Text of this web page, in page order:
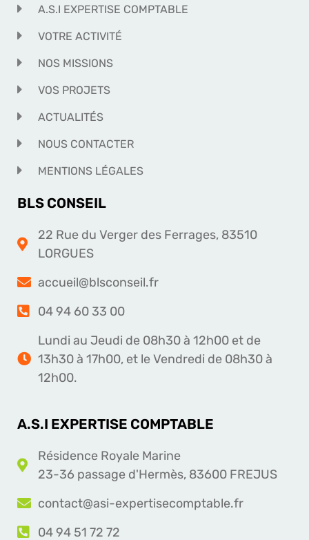
A.S.I EXPERTISE COMPTABLE
VOTRE ACTIVITÉ
NOS MISSIONS
VOS PROJETS
ACTUALITÉS
NOUS CONTACTER
MENTIONS LÉGALES
BLS CONSEIL
22 Rue du Verger des Ferrages, 83510
LORGUES
accueil@blsconseil.fr
04 94 60 33 00
Lundi au Jeudi de 08h30 à 12h00 et de
13h30 à 17h00, et le Vendredi de 08h30 à
12h00.
A.S.I EXPERTISE COMPTABLE
Résidence Royale Marine
23-36 passage d'Hermès, 83600 FREJUS
contact@asi-expertisecomptable.fr
04 94 51 72 72